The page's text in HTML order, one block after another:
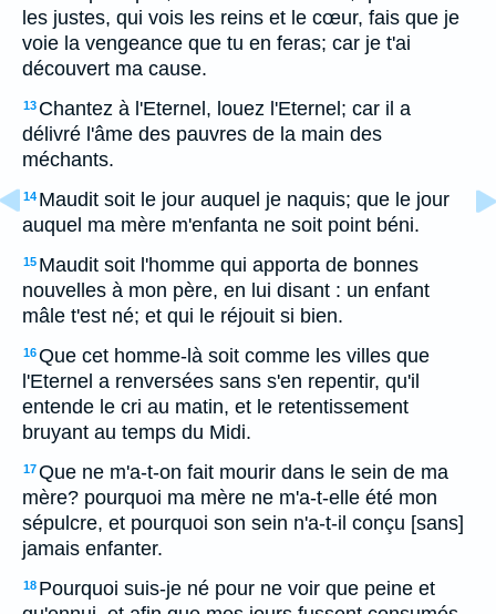
les justes, qui vois les reins et le cœur, fais que je
voie la vengeance que tu en feras; car je t'ai
découvert ma cause.
13 Chantez à l'Eternel, louez l'Eternel; car il a
délivré l'âme des pauvres de la main des
méchants.
14 Maudit soit le jour auquel je naquis; que le jour
auquel ma mère m'enfanta ne soit point béni.
15 Maudit soit l'homme qui apporta de bonnes
nouvelles à mon père, en lui disant : un enfant
mâle t'est né; et qui le réjouit si bien.
16Que cet homme-là soit comme les villes que
l'Eternel a renversées sans s'en repentir, qu'il
entende le cri au matin, et le retentissement
bruyant au temps du Midi.
17Que ne m'a-t-on fait mourir dans le sein de ma
mère? pourquoi ma mère ne m'a-t-elle été mon
sépulcre, et pourquoi son sein n'a-t-il conçu [sans]
jamais enfanter.
18 Pourquoi suis-je né pour ne voir que peine et